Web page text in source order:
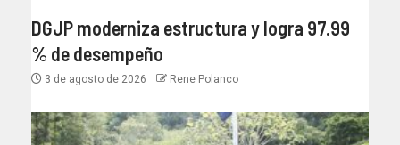
DGJP moderniza estructura y logra 97.99
% de desempeño
3 de agosto de 2026 Rene Polanco